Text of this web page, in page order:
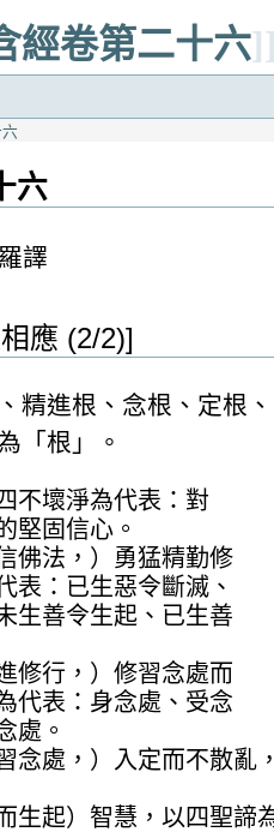
經卷第二十六
六
譯
應 (2/2)]
精進根、念根、定根
「根」。
不壞淨為代表：對
堅固信心。
佛法，）勇猛精勤修
表：已生惡令斷滅、
生善令生起、已生善
修行，）修習念處而
代表：身念處、受念
處。
念處，）入定而不散亂
生起）智慧，以四聖諦